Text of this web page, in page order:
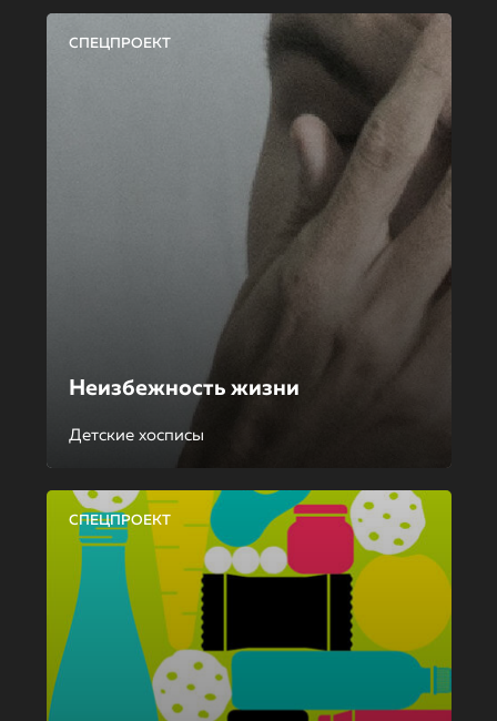
СПЕЦПРОЕКТ
Неизбежность жизни
Детские хосписы
СПЕЦПРОЕКТ